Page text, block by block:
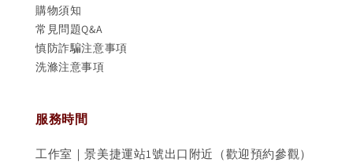
購物須知
常見問題Q&A
慎防詐騙注意事項
洗滌注意事項
服務時間
工作室｜景美捷運站1號出口附近（歡迎預約參觀）